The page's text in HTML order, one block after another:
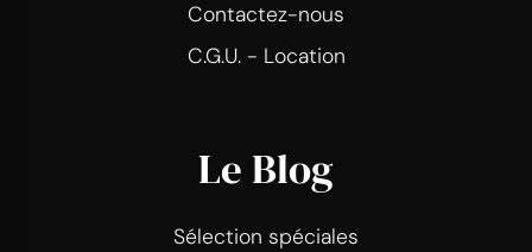
Contactez-nous
C.G.U. - Location
Le Blog
Sélection spéciales